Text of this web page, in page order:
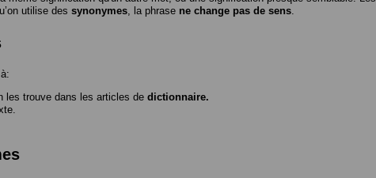
utilise des synonymes , la phrase ne change pas de sens
les trouve dans les articles de dictionnaire.